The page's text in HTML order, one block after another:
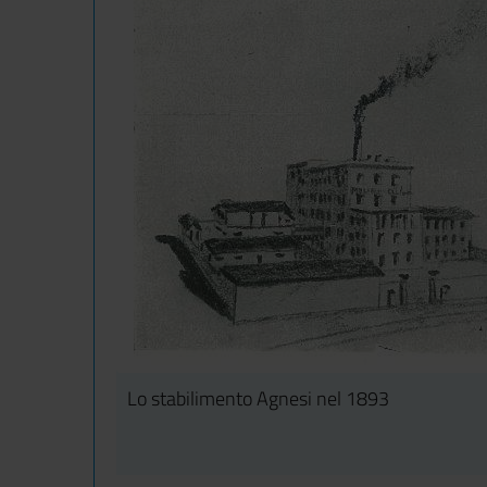
Lo stabilimento Agnesi nel 1893